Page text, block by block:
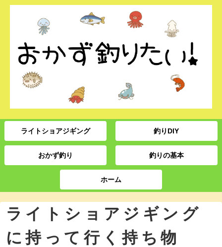
ライトショアジギング 釣りDIY
おかず釣り 釣りの基本
ホーム
ライトショアジギング
に持って行く持ち物